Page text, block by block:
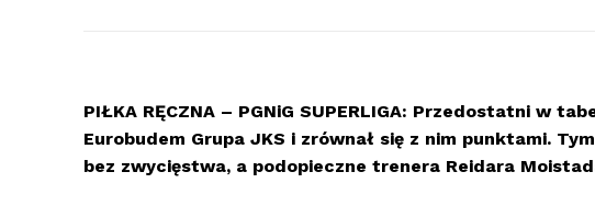
PIŁKA RĘCZNA – PGNiG SUPERLIGA: Przedostatni w
Eurobudem Grupa JKS i zrównał się z nim punktami.
bez zwycięstwa, a podopieczne trenera Reidara